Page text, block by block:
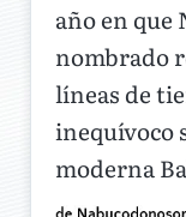
año en que
nombrado
líneas de
inequívoco
moderna